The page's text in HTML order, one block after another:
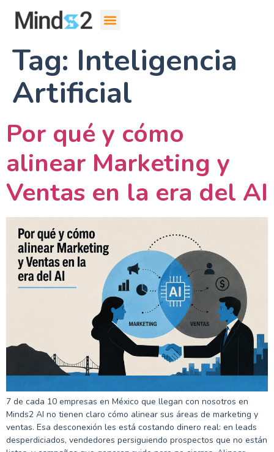
Tag: Inteligencia
Artificial
Por qué y cómo
alinear Marketing y
Ventas en la era del AI
7 de cada 10 empresas en México que llegan con nosotros en
Minds2 AI no tienen claro cómo alinear sus áreas de marketing y
ventas. Esa desconexión les está costando dinero real: en leads
desperdiciados, vendedores persiguiendo prospectos que no están